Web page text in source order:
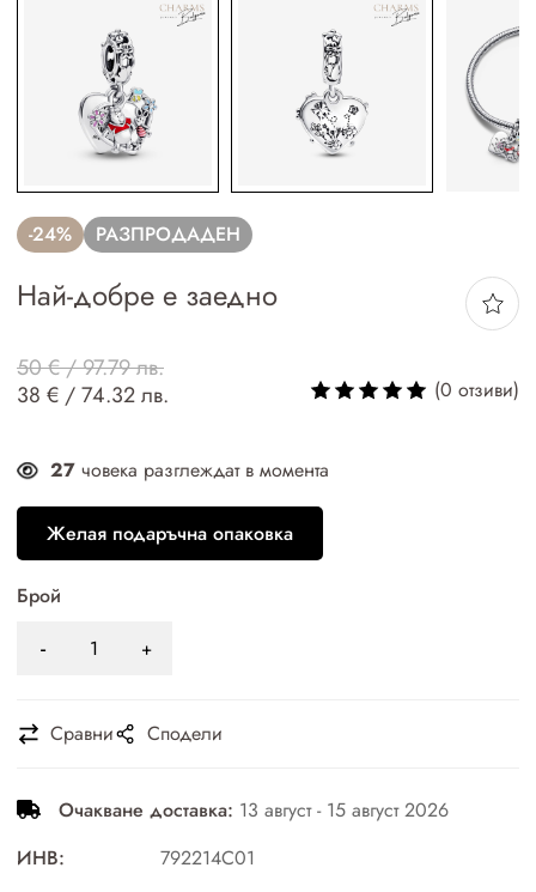
-24% РАЗПРОДАДЕН
Най-добре е заедно
50 € / 97.79 лв.
38 € / 74.32 лв.
(0 отзиви)
27 човека разглеждат в момента
Желая подаръчна опаковка
Брой
Сравни Сподели
Очакване доставка: 13 август - 15 август 2026
ИНВ:
792214C01